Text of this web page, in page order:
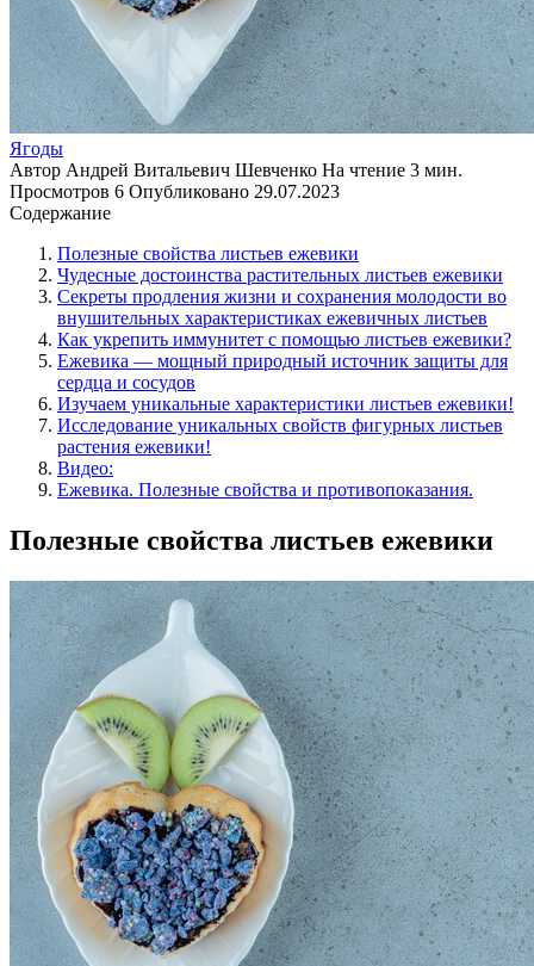
Ягоды
Автор Андрей Витальевич Шевченко На чтение 3 мин.
Просмотров 6 Опубликовано 29.07.2023
Содержание
Полезные свойства листьев ежевики
Чудесные достоинства растительных листьев ежевики
Секреты продления жизни и сохранения молодости во
внушительных характеристиках ежевичных листьев
Как укрепить иммунитет с помощью листьев ежевики?
Ежевика — мощный природный источник защиты для
сердца и сосудов
Изучаем уникальные характеристики листьев ежевики!
Исследование уникальных свойств фигурных листьев
растения ежевики!
Видео:
Ежевика. Полезные свойства и противопоказания.
Полезные свойства листьев ежевики